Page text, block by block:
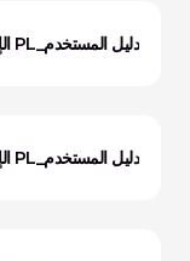
دليل المستخدم_PL الإصدار 2.0
دليل المستخدم_PL الإصدار 3.0